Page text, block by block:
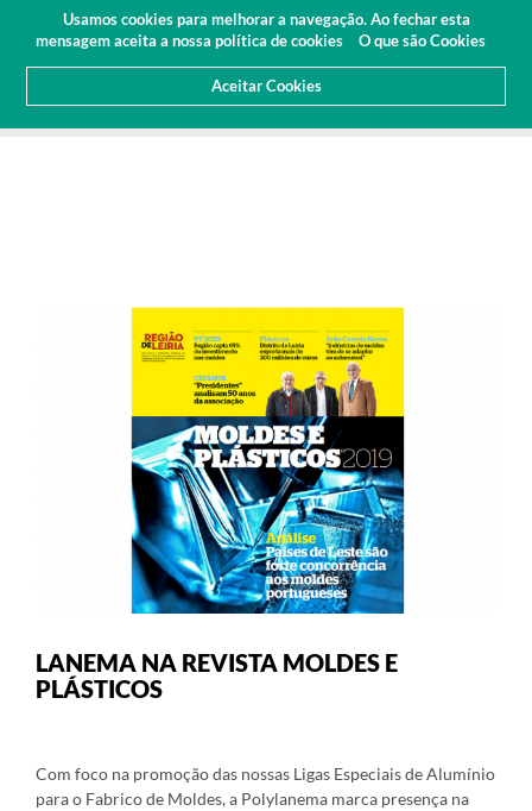
Usamos cookies para melhorar a navegação. Ao fechar esta
mensagem aceita a nossa política de cookies
O que são Cookies
Aceitar Cookies
Área Cliente
Orçamento(0)
LANEMA NA REVISTA MOLDES E
PLÁSTICOS
Com foco na promoção das nossas Ligas Especiais de Alumínio
para o Fabrico de Moldes, a Polylanema marca presença na